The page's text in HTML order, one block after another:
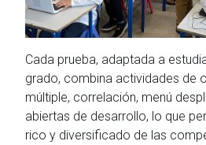
Cada prueba, adaptada a
grado, combina actividades de
múltiple, correlación, menú
abiertas de desarrollo, lo que
rico y diversificado de las